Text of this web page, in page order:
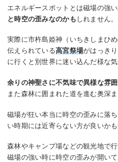
エネルギースポットとは磁場の強い
と時空の歪みなのかも しれません。
実際に市杵島姫神（いちきしまひ
伝えられている高宮祭場がはっき
に行くと別世界に迷い込んだ様な
余りの神聖さに不気味で異様な雰
また森林に囲まれた道を進む奥深
磁場が狂い本当に時空の歪みに落
い時期には近寄らない方が良いかも
森林やキャンプ場などの観光地で
磁場の強い時に時空の歪みが開い